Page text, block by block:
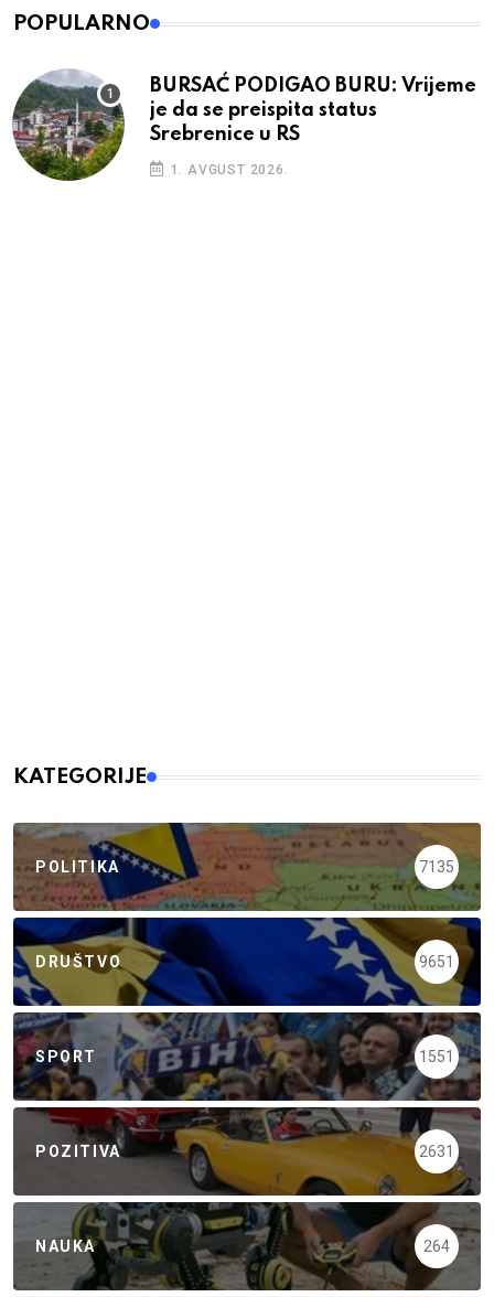
POPULARNO
BURSAĆ PODIGAO BURU: Vrijeme
je da se preispita status
Srebrenice u RS
1. AVGUST 2026.
KATEGORIJE
POLITIKA 7135
DRUŠTVO 9651
SPORT 1551
POZITIVA 2631
NAUKA 264